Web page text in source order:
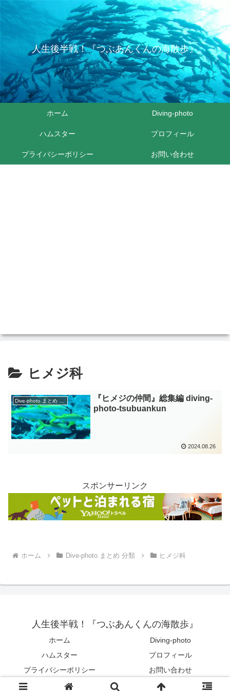
人生後半戦！『つぶあんくんの海散歩』
ホーム Diving-photo
ハムスター プロフィール
プライバシーポリシー お問い合わせ
ヒメジ科
Dive-photo まとめ 分類
『ヒメジの仲間』総集編 diving-
photo‐tsubuankun
2024.08.26
スポンサーリンク
ホーム Dive-photo まとめ 分類 ヒメジ科
人生後半戦！『つぶあんくんの海散歩』
ホーム
Diving-photo
ハムスター
プロフィール
プライバシーポリシー
お問い合わせ
© 2022 人生後半戦！『つぶあんくんの海散歩』.